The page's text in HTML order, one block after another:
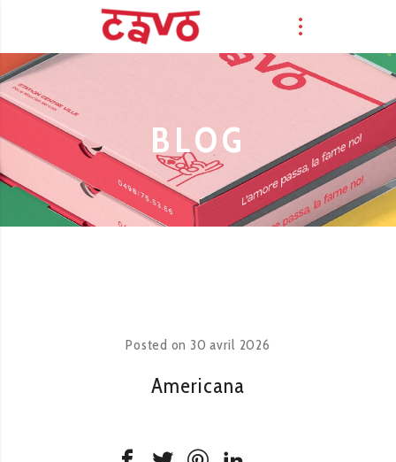
BLOG
Posted on 30 avril 2026
Americana